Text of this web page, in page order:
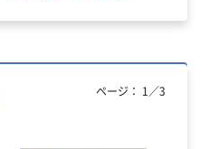
ページ： 1 ／3